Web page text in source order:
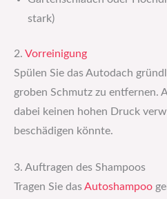
stark)
2. Vorreinigung
Spülen Sie das Autodach
groben Schmutz zu entfernen.
dabei keinen hohen Druck
beschädigen könnte.
3. Auftragen des Shampoos
Tragen Sie das Autoshampoo